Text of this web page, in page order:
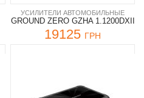
УСИЛИТЕЛИ АВТОМОБИЛЬНЫЕ
GROUND ZERO GZHA 1.1200DXII
19125 ГРН